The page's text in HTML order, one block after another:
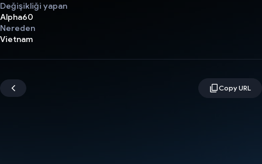
Değişikliği yapan
Alpha60
Nereden
Vietnam